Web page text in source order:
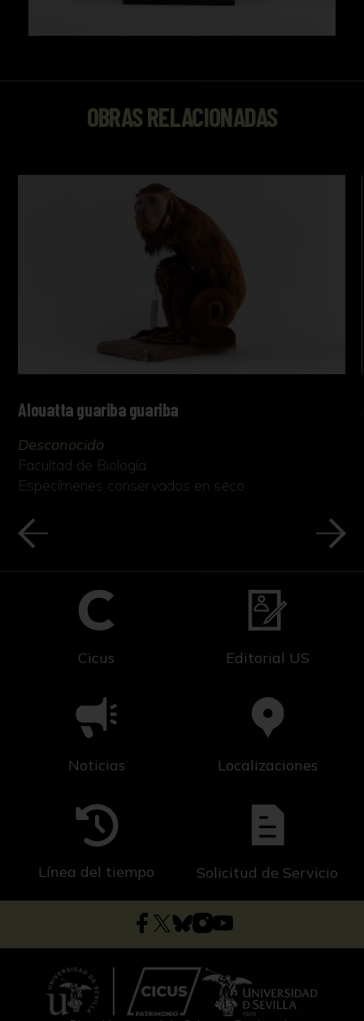
OBRAS RELACIONADAS
Alouatta guariba guariba
Desconocido
Facultad de Biología
Especímenes conservados en seco
Cicus Editorial US
Noticias Localizaciones
Línea del tiempo Solicitud de Servicio